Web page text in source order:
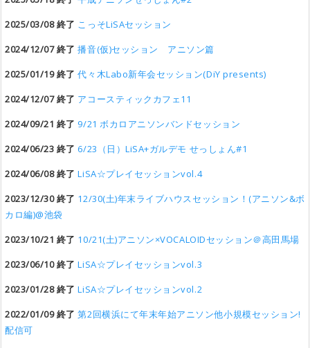
2025/03/08 終了 こっそLiSAセッション
2024/12/07 終了 播音(仮)セッション アニソン篇
2025/01/19 終了 代々木Labo新年会セッション(DiY presents)
2024/12/07 終了 アコースティックカフェ11
2024/09/21 終了 9/21 ボカロアニソンバンドセッション
2024/06/23 終了 6/23（日）LiSA+ガルデモ せっしょん#1
2024/06/08 終了 LiSA☆プレイセッションvol.4
2023/12/30 終了 12/30(土)年末ライブハウスセッション！(アニソン&ボ
カロ編)@池袋
2023/10/21 終了 10/21(土)アニソン×VOCALOIDセッション＠高田馬場
2023/06/10 終了 LiSA☆プレイセッションvol.3
2023/01/28 終了 LiSA☆プレイセッションvol.2
2022/01/09 終了 第2回横浜にて年末年始アニソン他小規模セッション!
配信可